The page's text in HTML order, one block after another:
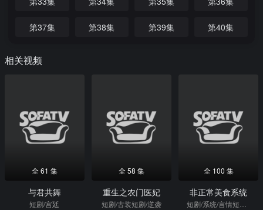
第37集 第38集 第39集 第40集
相关视频
全 61 集
与君共舞
短剧/宫廷
全 58 集
重生之农门医妃
短剧/古装短剧/逆袭
全 100 集
非正常美食系统